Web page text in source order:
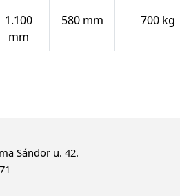
1.100
mm
580 mm 700 kg
Sándor u. 42.